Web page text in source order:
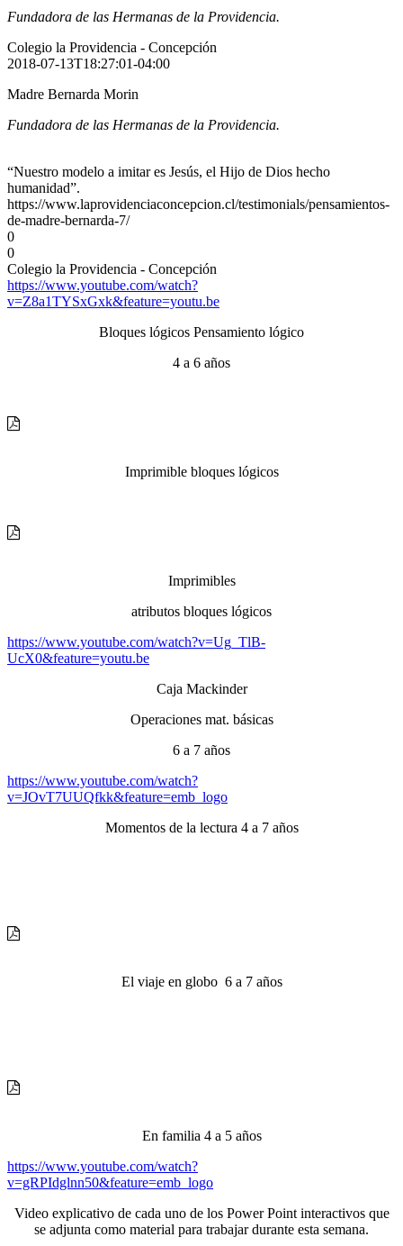
Fundadora de las Hermanas de la Providencia.
Colegio la Providencia - Concepción
2018-07-13T18:27:01-04:00
Madre Bernarda Morin
Fundadora de las Hermanas de la Providencia.
“Nuestro modelo a imitar es Jesús, el Hijo de Dios hecho
humanidad”.
https://www.laprovidenciaconcepcion.cl/testimonials/pensamientos-
de-madre-bernarda-7/
0
0
Colegio la Providencia - Concepción
https://www.youtube.com/watch?
v=Z8a1TYSxGxk&feature=youtu.be
Bloques lógicos Pensamiento lógico
4 a 6 años
Imprimible bloques lógicos
Imprimibles
atributos bloques lógicos
https://www.youtube.com/watch?v=Ug_TlB-
UcX0&feature=youtu.be
Caja Mackinder
Operaciones mat. básicas
6 a 7 años
https://www.youtube.com/watch?
v=JOvT7UUQfkk&feature=emb_logo
Momentos de la lectura 4 a 7 años
El viaje en globo 6 a 7 años
En familia 4 a 5 años
https://www.youtube.com/watch?
v=gRPIdglnn50&feature=emb_logo
Video explicativo de cada uno de los Power Point interactivos que
se adjunta como material para trabajar durante esta semana.